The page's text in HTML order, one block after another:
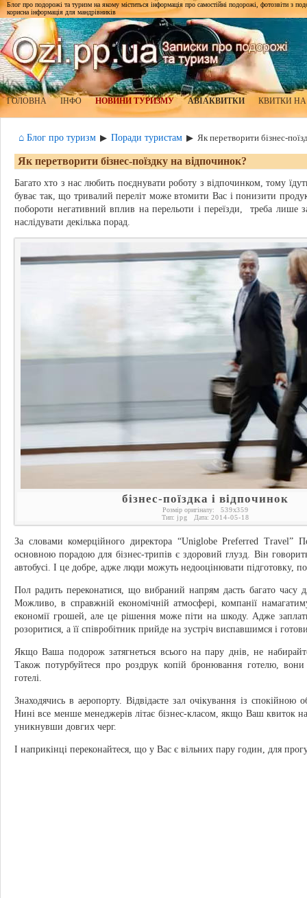
Блог про подорожі та туризм на якому міститься інформація про самостійні подорожі, фотозвіти з
корисна інформація для мандрівників
ГОЛОВНА ІНФО НОВИНИ ТУРИЗМУ АВІАКВИТКИ КВИТКИ
⌂ Блог про туризм ▶ Поради туристам ▶ Як перетворити бізнес-
Як перетворити бізнес-поїздку на відпочинок?
Багато хто з нас любить поєднувати роботу з відпочинком, тому
буває так, що тривалий переліт може втомити Вас і понизити
побороти негативний вплив на перельоти і переїзди, треба лише
наслідувати декілька порад.
бізнес-поїздка і відпочинок
Розмір оригіналу: 539x359
Тип: jpg Дата: 2014-05-18
За словами комерційного директора “Uniglobe Preferred Travel”
основною порадою для бізнес-трипів є здоровий глузд. Він
автобусі. І це добре, адже люди можуть недооцінювати підготовку,
Пол радить переконатися, що вибраний напрям дасть багато часу
Можливо, в справжній економічній атмосфері, компанії
економії грошей, але це рішення може піти на шкоду. Адже
розоритися, а її співробітник прийде на зустріч виспавшимся і
Якщо Ваша подорож затягнеться всього на пару днів, не
Також потурбуйтеся про роздрук копій бронювання готелю,
готелі.
Знаходячись в аеропорту. Відвідаєте зал очікування із
Нині все менше менеджерів літає бізнес-класом, якщо Ваш квиток
уникнувши довгих черг.
І наприкінці переконайтеся, що у Вас є вільних пару годин, для